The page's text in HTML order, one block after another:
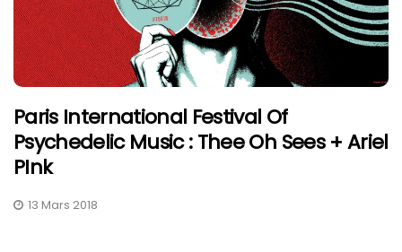
Paris International Festival Of
Psychedelic Music : Thee Oh Sees + Ariel
PInk
13 Mars 2018